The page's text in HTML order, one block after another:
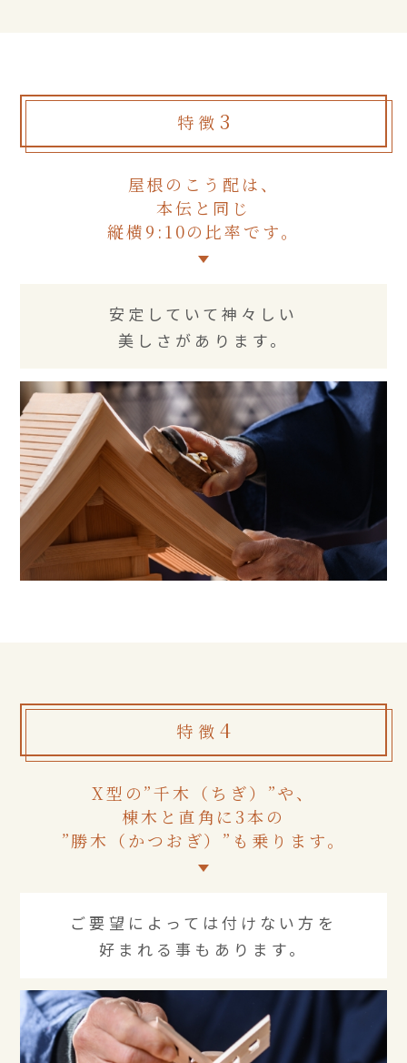
特徴 3
屋根のこう配は、
本伝と同じ
縦横9:10の比率です。
安定していて神々しい
美しさがあります。
特徴 4
X型の”千木（ちぎ）”や、
棟木と直角に3本の
”勝木（かつおぎ）”も乗ります。
ご要望によっては付けない方を
好まれる事もあります。